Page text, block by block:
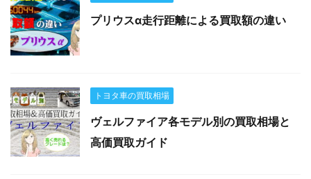
プリウスα走行距離による買取額の違い
トヨタ車の買取相場
ヴェルファイア各モデル別の買取相場と
高価買取ガイド